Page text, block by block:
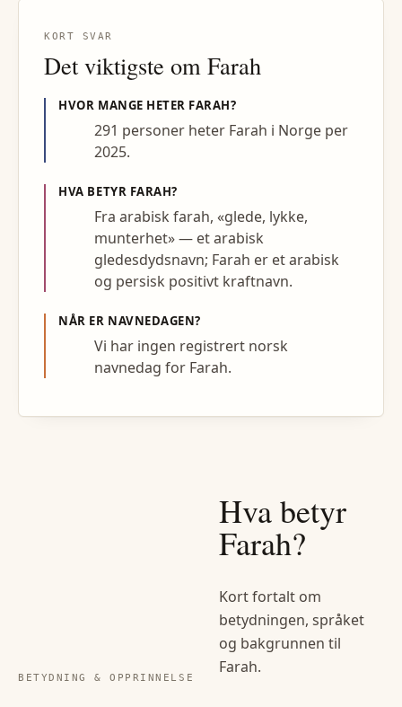
KORT SVAR
Det viktigste om Farah
HVOR MANGE HETER FARAH?
291 personer heter Farah i Norge per
2025.
HVA BETYR FARAH?
Fra arabisk farah, «glede, lykke,
munterhet» — et arabisk
gledesdydsnavn; Farah er et arabisk
og persisk positivt kraftnavn.
NÅR ER NAVNEDAGEN?
Vi har ingen registrert norsk
navnedag for Farah.
BETYDNING & OPPRINNELSE
Hva betyr
Farah?
Kort fortalt om
betydningen, språket
og bakgrunnen til
Farah.